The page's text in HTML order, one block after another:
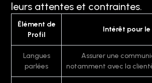
leurs attentes et contraintes.
Élément de
Profil
Intérêt pour le
Langues
parlées
Assurer une
notamment avec la